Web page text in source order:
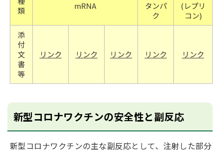
類
mRNA
タンパ
ク
(レプリ
コン)
添
付
文
書
等
リンク リンク リンク リンク リンク
新型コロナワクチンの安全性と副反応
新型コロナワクチンの主な副反応として、注射した部分